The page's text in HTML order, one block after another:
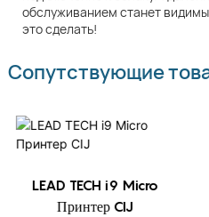
обслуживанием станет
это сделать!
Сопутствующие
LEAD TECH i9 Micro
Принтер CIJ